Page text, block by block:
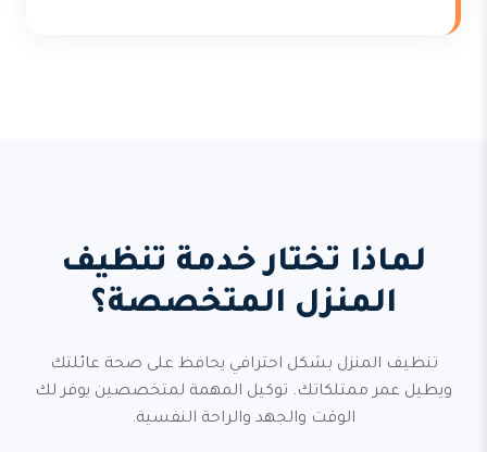
لماذا تختار خدمة تنظيف
المنزل المتخصصة؟
تنظيف المنزل بشكل احترافي يحافظ على صحة عائلتك
ويطيل عمر ممتلكاتك. توكيل المهمة لمتخصصين يوفر لك
الوقت والجهد والراحة النفسية.